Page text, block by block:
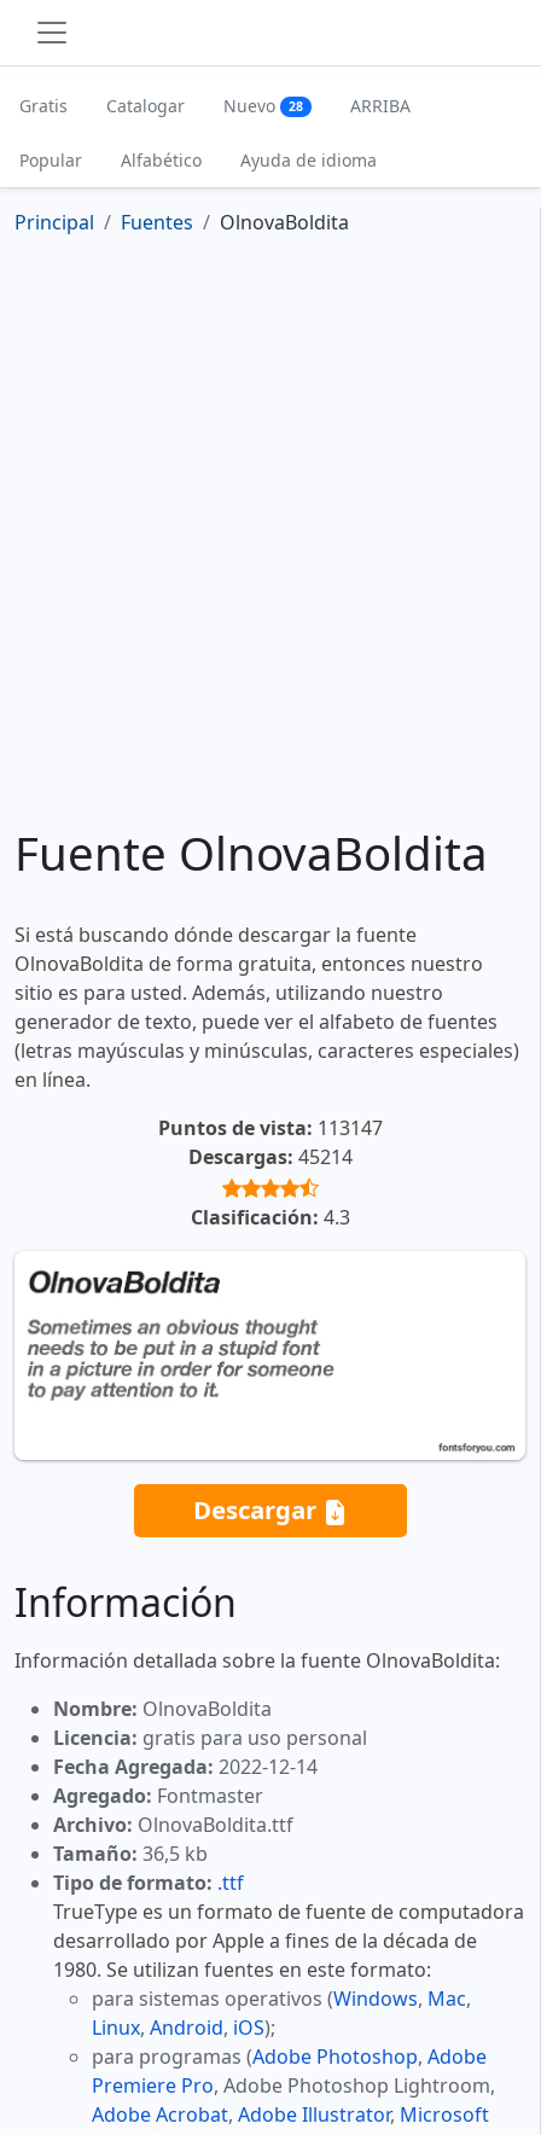
Gratis Catalogar Nuevo 28 ARRIBA
Popular Alfabético Ayuda de idioma
Principal Fuentes OlnovaBoldita
Fuente OlnovaBoldita
Si está buscando dónde descargar la fuente
OlnovaBoldita de forma gratuita, entonces nuestro
sitio es para usted. Además, utilizando nuestro
generador de texto, puede ver el alfabeto de fuentes
(letras mayúsculas y minúsculas, caracteres especiales)
en línea.
Puntos de vista: 113147
Descargas: 45214
Clasificación: 4.3
Descargar
Información
Información detallada sobre la fuente OlnovaBoldita:
Nombre: OlnovaBoldita
Licencia: gratis para uso personal
Fecha Agregada: 2022-12-14
Agregado: Fontmaster
Archivo: OlnovaBoldita.ttf
Tamaño: 36,5 kb
Tipo de formato: .ttf
TrueType es un formato de fuente de computadora
desarrollado por Apple a fines de la década de
1980. Se utilizan fuentes en este formato:
para sistemas operativos (Windows, Mac,
Linux, Android, iOS);
para programas (Adobe Photoshop, Adobe
Premiere Pro, Adobe Photoshop Lightroom,
Adobe Acrobat, Adobe Illustrator, Microsoft